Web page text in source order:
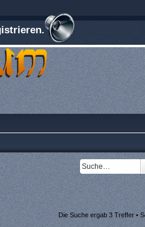
Die Suche ergab 3 Treffer •